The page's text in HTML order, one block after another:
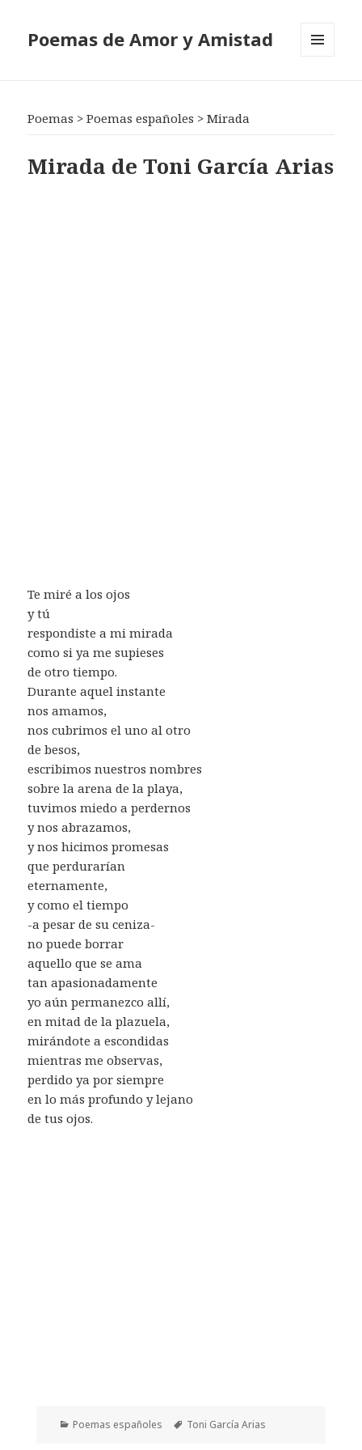
Poemas de Amor y Amistad
Poemas >Poemas españoles >Mirada
Mirada de Toni García Arias
Te miré a los ojos
y tú
respondiste a mi mirada
como si ya me supieses
de otro tiempo.
Durante aquel instante
nos amamos,
nos cubrimos el uno al otro
de besos,
escribimos nuestros nombres
sobre la arena de la playa,
tuvimos miedo a perdernos
y nos abrazamos,
y nos hicimos promesas
que perdurarían
eternamente,
y como el tiempo
-a pesar de su ceniza-
no puede borrar
aquello que se ama
tan apasionadamente
yo aún permanezco allí,
en mitad de la plazuela,
mirándote a escondidas
mientras me observas,
perdido ya por siempre
en lo más profundo y lejano
de tus ojos.
Categorías
Poemas españoles Etiquetas
Toni García Arias